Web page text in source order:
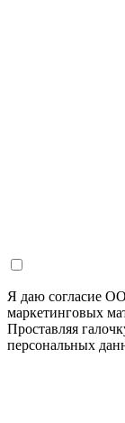
Я даю согласие
маркетинговых
Проставляя
персональных